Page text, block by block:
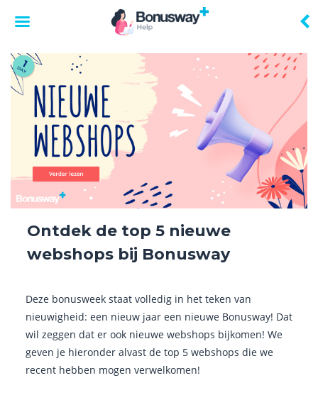
Skip
to
content
Ontdek de top 5 nieuwe
webshops bij Bonusway
Deze bonusweek staat volledig in het teken van
nieuwigheid: een nieuw jaar een nieuwe Bonusway! Dat
wil zeggen dat er ook nieuwe webshops bijkomen! We
geven je hieronder alvast de top 5 webshops die we
recent hebben mogen verwelkomen!